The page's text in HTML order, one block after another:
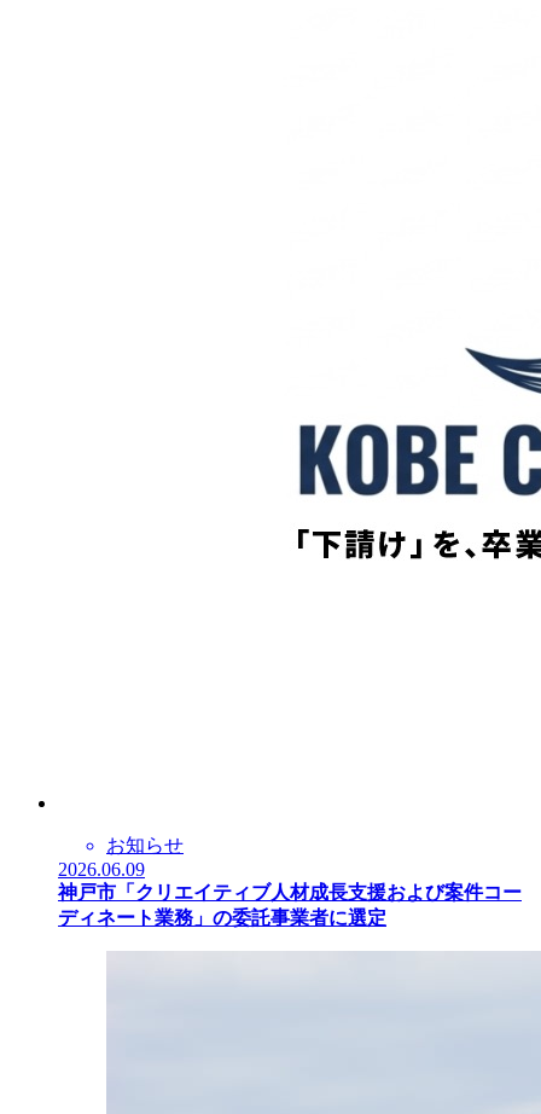
お知らせ
2026.06.09
神戸市「クリエイティブ人材成長支援および案件コー
ディネート業務」の委託事業者に選定